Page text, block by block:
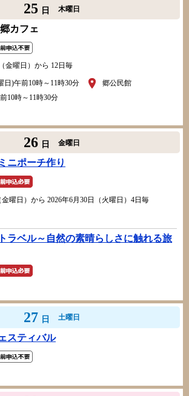
25 日 木曜日
カフェ
金曜日）から 12日毎
)午前10時～11時30分
10時～11時30分
郷公民館
26 日 金曜日
ニポーチ作り
金曜日）から 2026年6月30日（火曜日）4日毎
ラベル～自然の素晴らしさに触れる旅
27 日 土曜日
スティバル